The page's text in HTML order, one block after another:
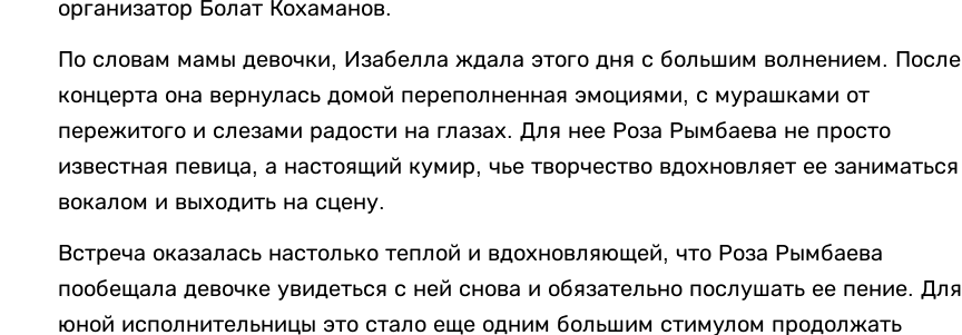
организатор Болат Кохаманов.
По словам мамы девочки, Изабелла ждала этого дня с большим волнением. После
концерта она вернулась домой переполненная эмоциями, с мурашками от
пережитого и слезами радости на глазах. Для нее Роза Рымбаева не просто
известная певица, а настоящий кумир, чье творчество вдохновляет ее заниматься
вокалом и выходить на сцену.
Встреча оказалась настолько теплой и вдохновляющей, что Роза Рымбаева
пообещала девочке увидеться с ней снова и обязательно послушать ее пение. Для
юной исполнительницы это стало еще одним большим стимулом продолжать